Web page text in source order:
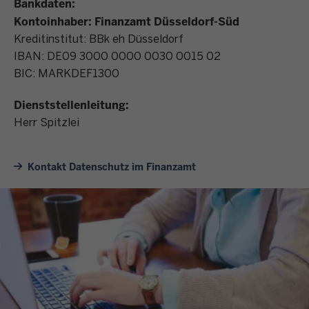
Bankdaten:
Kontoinhaber: Finanzamt Düsseldorf-Süd
Kreditinstitut: BBk eh Düsseldorf
IBAN: DE09 3000 0000 0030 0015 02
BIC: MARKDEF1300
Dienststellenleitung:
Herr Spitzlei
Kontakt Datenschutz im Finanzamt